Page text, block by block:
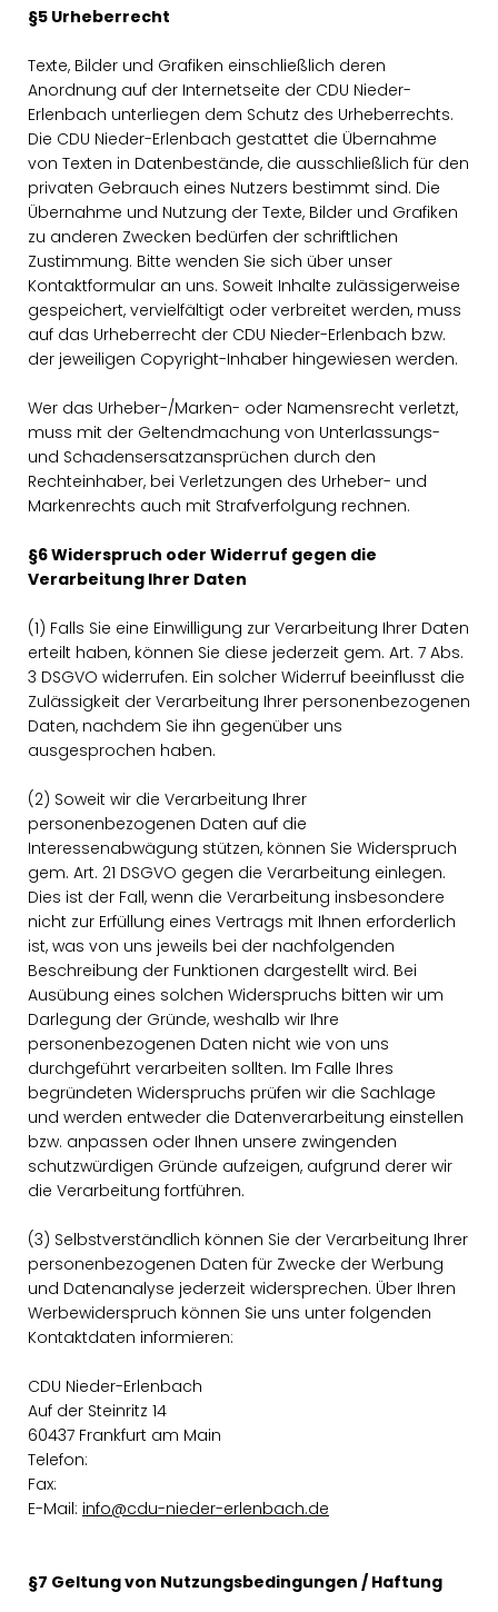
§5 Urheberrecht
Texte, Bilder und Grafiken einschließlich deren
Anordnung auf der Internetseite der CDU Nieder-
Erlenbach unterliegen dem Schutz des Urheberrechts.
Die CDU Nieder-Erlenbach gestattet die Übernahme
von Texten in Datenbestände, die ausschließlich für den
privaten Gebrauch eines Nutzers bestimmt sind. Die
Übernahme und Nutzung der Texte, Bilder und Grafiken
zu anderen Zwecken bedürfen der schriftlichen
Zustimmung. Bitte wenden Sie sich über unser
Kontaktformular an uns. Soweit Inhalte zulässigerweise
gespeichert, vervielfältigt oder verbreitet werden, muss
auf das Urheberrecht der CDU Nieder-Erlenbach bzw.
der jeweiligen Copyright-Inhaber hingewiesen werden.
Wer das Urheber-/Marken- oder Namensrecht verletzt,
muss mit der Geltendmachung von Unterlassungs-
und Schadensersatzansprüchen durch den
Rechteinhaber, bei Verletzungen des Urheber- und
Markenrechts auch mit Strafverfolgung rechnen.
§6 Widerspruch oder Widerruf gegen die
Verarbeitung Ihrer Daten
(1) Falls Sie eine Einwilligung zur Verarbeitung Ihrer Daten
erteilt haben, können Sie diese jederzeit gem. Art. 7 Abs.
3 DSGVO widerrufen. Ein solcher Widerruf beeinflusst die
Zulässigkeit der Verarbeitung Ihrer personenbezogenen
Daten, nachdem Sie ihn gegenüber uns
ausgesprochen haben.
(2) Soweit wir die Verarbeitung Ihrer
personenbezogenen Daten auf die
Interessenabwägung stützen, können Sie Widerspruch
gem. Art. 21 DSGVO gegen die Verarbeitung einlegen.
Dies ist der Fall, wenn die Verarbeitung insbesondere
nicht zur Erfüllung eines Vertrags mit Ihnen erforderlich
ist, was von uns jeweils bei der nachfolgenden
Beschreibung der Funktionen dargestellt wird. Bei
Ausübung eines solchen Widerspruchs bitten wir um
Darlegung der Gründe, weshalb wir Ihre
personenbezogenen Daten nicht wie von uns
durchgeführt verarbeiten sollten. Im Falle Ihres
begründeten Widerspruchs prüfen wir die Sachlage
und werden entweder die Datenverarbeitung einstellen
bzw. anpassen oder Ihnen unsere zwingenden
schutzwürdigen Gründe aufzeigen, aufgrund derer wir
die Verarbeitung fortführen.
(3) Selbstverständlich können Sie der Verarbeitung Ihrer
personenbezogenen Daten für Zwecke der Werbung
und Datenanalyse jederzeit widersprechen. Über Ihren
Werbewiderspruch können Sie uns unter folgenden
Kontaktdaten informieren:
CDU Nieder-Erlenbach
Auf der Steinritz 14
60437 Frankfurt am Main
Telefon:
Fax:
E-Mail: info@cdu-nieder-erlenbach.de
§7 Geltung von Nutzungsbedingungen / Haftung